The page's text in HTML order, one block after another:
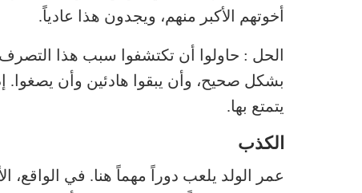
أخوتهم الأكبر منهم، ويجدون هذا عادياً.
الحل : حاولوا أن تكتشفوا سبب هذا
بشكل صحيح، وأن يبقوا هادئين وأن يصغوا.
يتمتع بها.
الكذب
عمر الولد يلعب دوراً مهماً هنا. في الواقع،